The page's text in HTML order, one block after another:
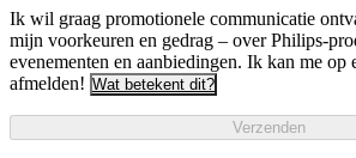
Ik wil graag promotionele communicatie
mijn voorkeuren en gedrag – over Philips-
evenementen en aanbiedingen. Ik kan me op
afmelden! Wat betekent dit?
Verzenden